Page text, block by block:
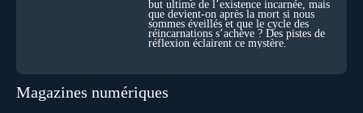
but ultime de l’existence incarnée, mais
que devient-on après la mort si nous
sommes éveillés et que le cycle des
réincarnations s’achève ? Des pistes de
réflexion éclairent ce mystère.
Magazines numériques